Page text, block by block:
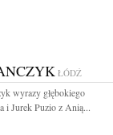
ŁÓDŹ
wyrazy głębokiego
i Jurek Puzio z Anią...